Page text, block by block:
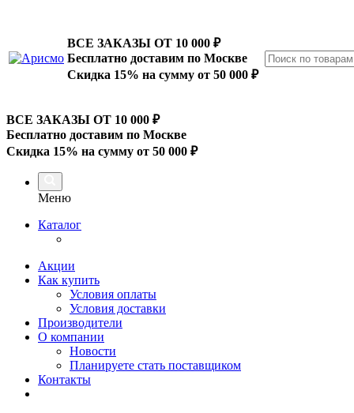
ВСЕ ЗАКАЗЫ ОТ 10 000 ₽
Бесплатно доставим по Москве
Скидка 15% на сумму от 50 000 ₽
ВСЕ ЗАКАЗЫ ОТ 10 000 ₽
Бесплатно доставим по Москве
Скидка 15% на сумму от 50 000 ₽
Меню
Каталог
Акции
Как купить
Условия оплаты
Условия доставки
Производители
О компании
Новости
Планируете стать поставщиком
Контакты